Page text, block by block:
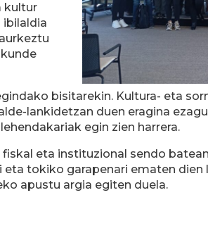
kultur
ibilaldia
bisitarekin. Kultura- eta
lankidetzan duen eragina
egin zien harrera.
eta instituzional sendo
tokiko garapenari ematen
apustu argia egiten duela.